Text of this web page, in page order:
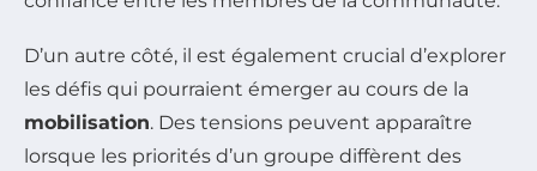
D’un autre côté, il est également crucial d’explorer
les défis qui pourraient émerger au cours de la
mobilisation. Des tensions peuvent apparaître
lorsque les priorités d’un groupe diffèrent des